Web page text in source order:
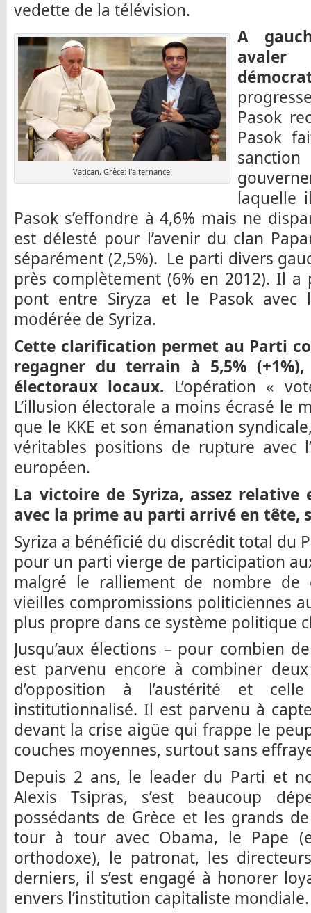
vedette de la télévision.
Vatican, Grèce: l'alternance!
A
avaler
Pasok
Pasok
laquelle
Pasok s’effondre à 4,6% mais ne
est délesté pour l’avenir du clan
séparément (2,5%). Le parti divers
près complètement (6% en 2012). Il a
pont entre Siryza et le Pasok avec
modérée de Syriza.
Cette clarification permet au Parti
regagner du terrain à 5,5% (+1%),
électoraux locaux. L’opération «
L’illusion électorale a moins écrasé le
que le KKE et son émanation
véritables positions de rupture avec
européen.
La victoire de Syriza, assez relative
avec la prime au parti arrivé en tête,
Syriza a bénéficié du discrédit total du
pour un parti vierge de participation
malgré le ralliement de nombre de
vieilles compromissions politiciennes
plus propre dans ce système politique
Jusqu’aux élections – pour combien
est parvenu encore à combiner
d’opposition à l’austérité et
institutionnalisé. Il est parvenu à
devant la crise aigüe qui frappe le
couches moyennes, surtout sans
Depuis 2 ans, le leader du Parti et
Alexis Tsipras, s’est beaucoup
possédants de Grèce et les grands
tour à tour avec Obama, le Pape
orthodoxe), le patronat, les
derniers, il s’est engagé à honorer
envers l’institution capitaliste mondiale.